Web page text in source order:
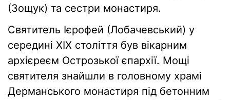
(Зощук) та сестри монастиря.
Святитель Ієрофей (Лобачевський) у
середині ХІХ століття був вікарним
архієреєм Острозької єпархії. Мощі
святителя знайшли в головному храмі
Дерманського монастиря під бетонним